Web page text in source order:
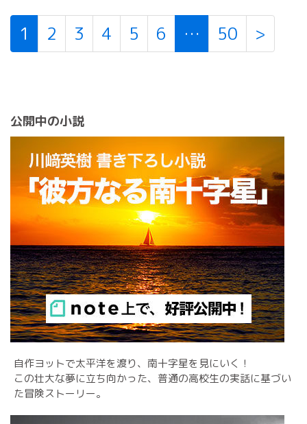
1 2 3 4 5 6 … 50 >
公開中の小説
自作ヨットで太平洋を渡り、南十字星を見にいく！
この壮大な夢に立ち向かった、普通の高校生の実話に基づい
た冒険ストーリー。